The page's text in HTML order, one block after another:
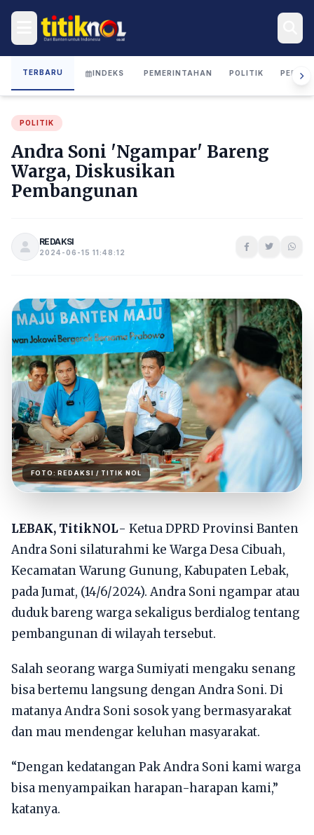
TERBARU INDEKS PEMERINTAHAN POLITIK
POLITIK
Andra Soni 'Ngampar' Bareng
Warga, Diskusikan
Pembangunan
REDAKSI
2024-06-15 11:48:12
FOTO:REDAKSI / TITIK NOL
LEBAK, TitikNOL- Ketua DPRD Provinsi Banten
Andra Soni silaturahmi ke Warga Desa Cibuah,
Kecamatan Warung Gunung, Kabupaten Lebak,
pada Jumat, (14/6/2024). Andra Soni ngampar atau
duduk bareng warga sekaligus berdialog tentang
pembangunan di wilayah tersebut.
Salah seorang warga Sumiyati mengaku senang
bisa bertemu langsung dengan Andra Soni. Di
matanya Andra Soni sosok yang bermasyarakat
dan mau mendengar keluhan masyarakat.
“Dengan kedatangan Pak Andra Soni kami warga
bisa menyampaikan harapan-harapan kami,”
katanya.